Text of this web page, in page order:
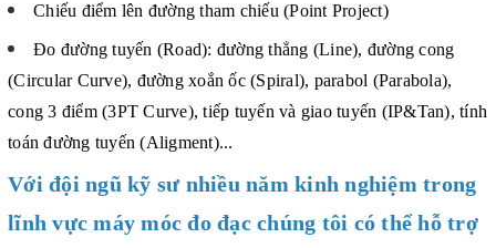
Chiếu điểm lên đường tham chiếu (Point Project)
Đo đường tuyến (Road): đường thẳng (Line), đường cong
(Circular Curve), đường xoắn ốc (Spiral), parabol (Parabola),
cong 3 điểm (3PT Curve), tiếp tuyến và giao tuyến (IP&Tan), tính
toán đường tuyến (Aligment)...
Với đội ngũ kỹ sư nhiều năm kinh nghiệm trong
lĩnh vực máy móc đo đạc chúng tôi có thể hỗ trợ